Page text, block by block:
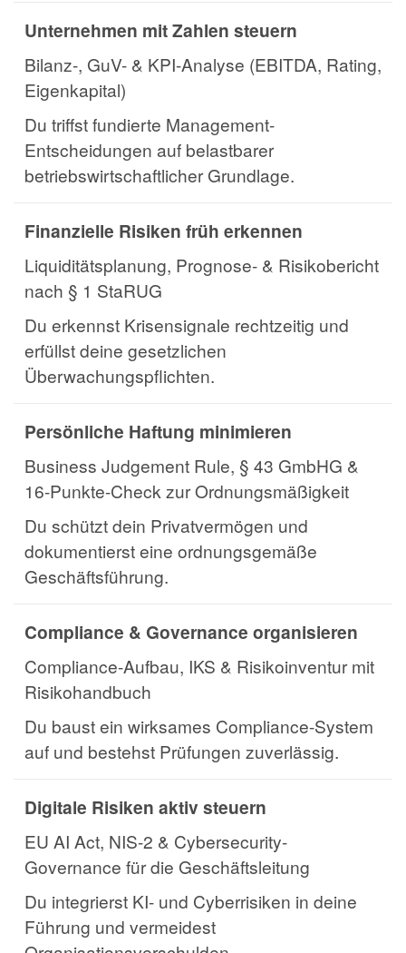
Unternehmen mit Zahlen steuern
Bilanz-, GuV- & KPI-Analyse (EBITDA, Rating,
Eigenkapital)
Du triffst fundierte Management-
Entscheidungen auf belastbarer
betriebswirtschaftlicher Grundlage.
Finanzielle Risiken früh erkennen
Liquiditätsplanung, Prognose- & Risikobericht
nach § 1 StaRUG
Du erkennst Krisensignale rechtzeitig und
erfüllst deine gesetzlichen
Überwachungspflichten.
Persönliche Haftung minimieren
Business Judgement Rule, § 43 GmbHG &
16-Punkte-Check zur Ordnungsmäßigkeit
Du schützt dein Privatvermögen und
dokumentierst eine ordnungsgemäße
Geschäftsführung.
Compliance & Governance organisieren
Compliance-Aufbau, IKS & Risikoinventur mit
Risikohandbuch
Du baust ein wirksames Compliance-System
auf und bestehst Prüfungen zuverlässig.
Digitale Risiken aktiv steuern
EU AI Act, NIS-2 & Cybersecurity-
Governance für die Geschäftsleitung
Du integrierst KI- und Cyberrisiken in deine
Führung und vermeidest